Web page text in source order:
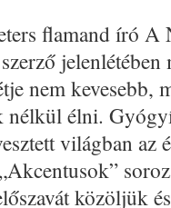
flamand író
nem kevesebb,
nélkül élni.
világban az
közöljük